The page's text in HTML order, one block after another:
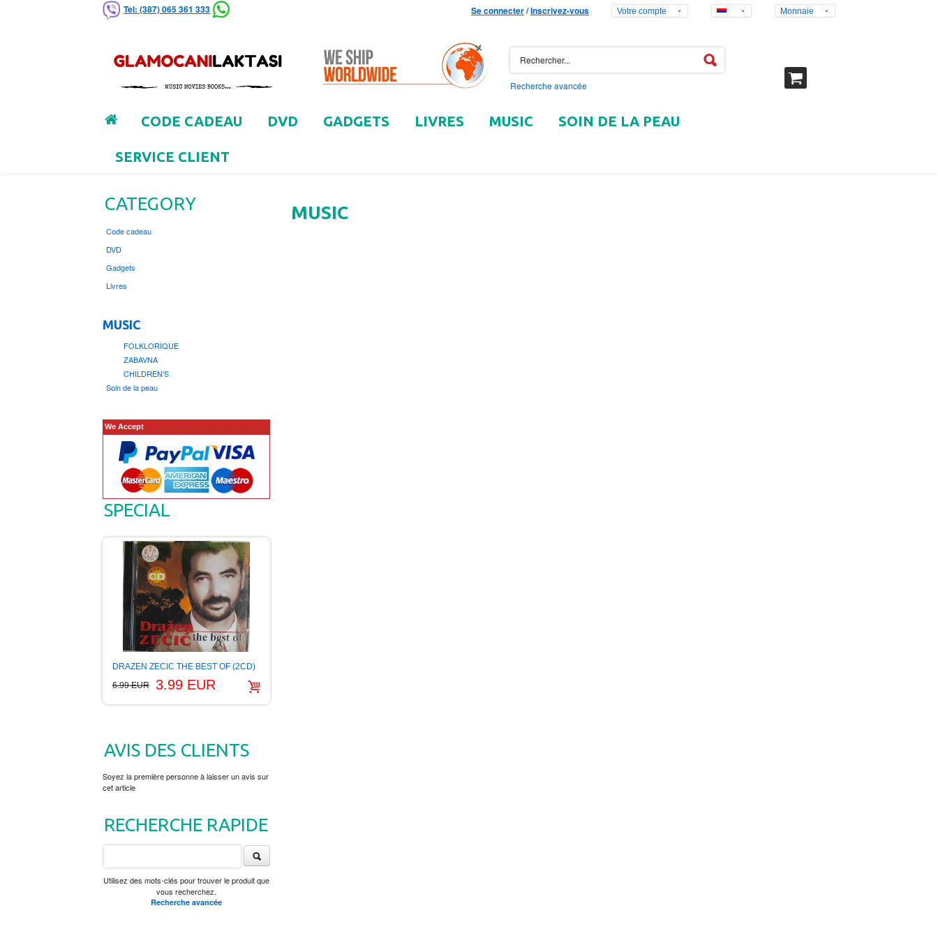
Tel: (387) 065 361 333 Se connecter/Inscrivez-vous Votre compte Monnaie
Recherche avancée
CODE CADEAU DVD GADGETS LIVRES MUSIC SOIN DE LA PEAU
SERVICE CLIENT
MUSIC
CATEGORY
Code cadeau
DVD
Gadgets
Livres
MUSIC
FOLKLORIQUE
ZABAVNA
CHILDREN'S
Soin de la peau
We Accept
SPECIAL
DRAZEN ZECIC THE BEST OF (2CD)
6.99 EUR
3.99 EUR
AVIS DES CLIENTS
Soyez la première personne à laisser un avis sur
cet article
RECHERCHE RAPIDE
Utilisez des mots-clés pour trouver le produit que
vous recherchez.
Recherche avancée